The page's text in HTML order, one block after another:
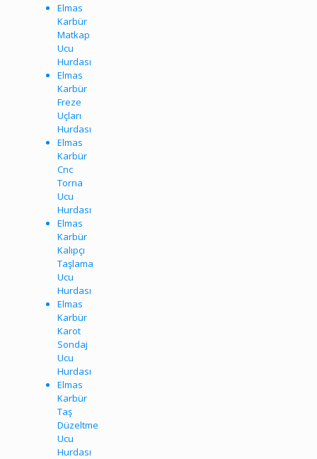
Elmas
Karbür
Matkap
Ucu
Hurdası
Elmas
Karbür
Freze
Uçları
Hurdası
Elmas
Karbür
Cnc
Torna
Ucu
Hurdası
Elmas
Karbür
Kalıpçı
Taşlama
Ucu
Hurdası
Elmas
Karbür
Karot
Sondaj
Ucu
Hurdası
Elmas
Karbür
Taş
Düzeltme
Ucu
Hurdası